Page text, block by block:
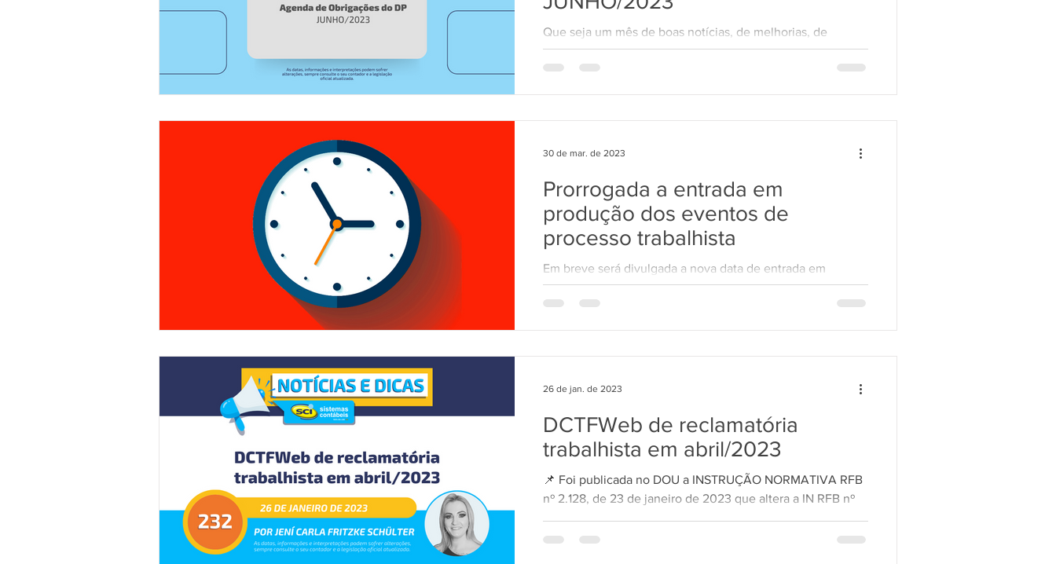
Que seja um mês de boas notícias, de melhorias, de
crescimento, de gratidão, de renovação e muita fé! Seja
bem vindo, JUNHO! Pontos de...
Prorrogada a entrada em
produção dos eventos de
processo trabalhista
Em breve será divulgada a nova data de entrada em
produção dos eventos de processo trabalhista O início do
envio dos eventos relativos às...
30 de mar. de 2023
DCTFWeb de reclamatória
trabalhista em abril/2023
📌 Foi publicada no DOU a INSTRUÇÃO NORMATIVA RFB
nº 2.128, de 23 de janeiro de 2023 que altera a IN RFB nº
26 de jan. de 2023